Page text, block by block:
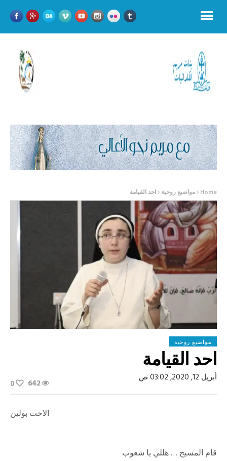
Home مواضيع روحية احد القيامة
مواضيع روحية
احد القيامة
أبريل 12, 2020, 03:02 ص 642
0
الاخت بولين
قام المسيح … هللي يا شعوب